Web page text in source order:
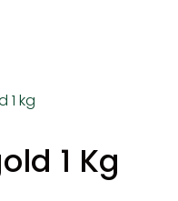
1 kg
1 Kg